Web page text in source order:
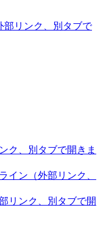
部リンク、別タブで
ク、別タブで開きま
イン （外部リンク、
部リンク、別タブで開